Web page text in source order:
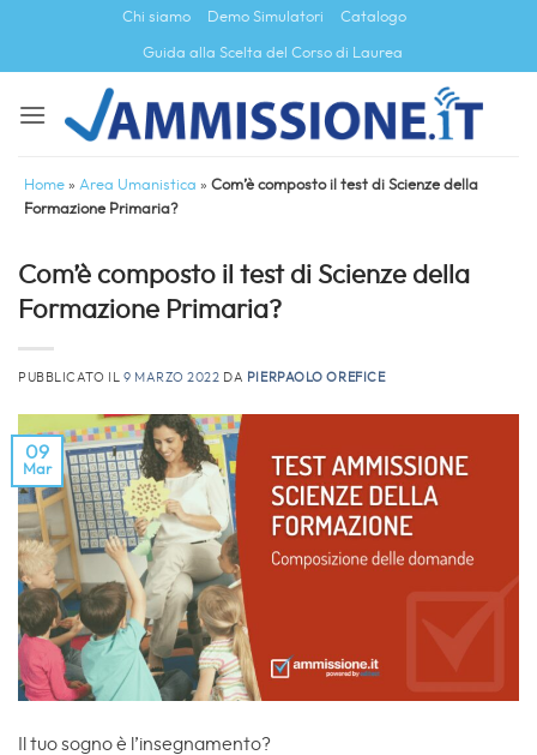
contenuti
Chi siamo Demo Simulatori Catalogo
Guida alla Scelta del Corso di Laurea
Home » Area Umanistica » Com’è composto il test di Scienze della
Formazione Primaria?
Com’è composto il test di Scienze della
Formazione Primaria?
PUBBLICATO IL 9 MARZO 2022 DA PIERPAOLO OREFICE
09
Mar
Il tuo sogno è l’insegnamento?